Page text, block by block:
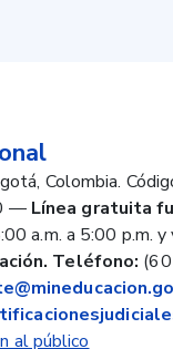
Colombia.
— Línea gratuita
a.m. a 5:00 p.m.
Teléfono:
al público